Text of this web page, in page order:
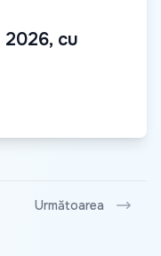
cu
Următoarea